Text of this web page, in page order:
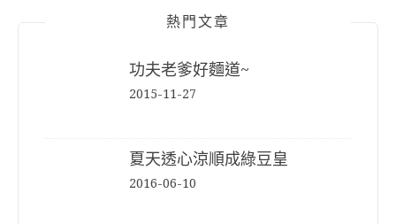
熱門文章
功夫老爹好麵道~
2015-11-27
夏天透心涼順成綠豆皇
2016-06-10